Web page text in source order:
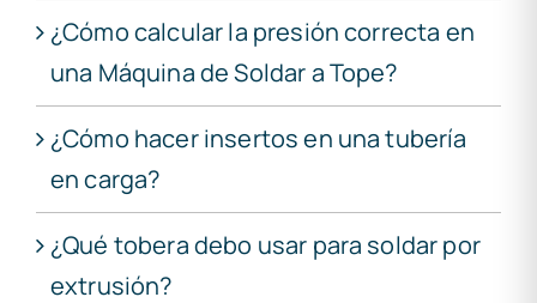
¿Cómo calcular la presión correcta en
una Máquina de Soldar a Tope?
¿Cómo hacer insertos en una tubería
en carga?
¿Qué tobera debo usar para soldar por
extrusión?